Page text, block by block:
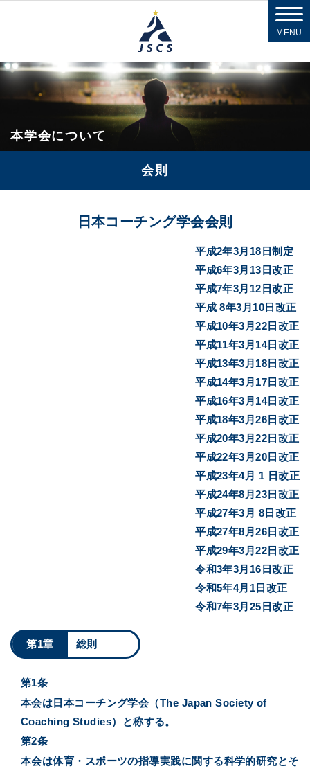
MENU
本学会について
会則
日本コーチング学会会則
平成2年3月18日制定
平成6年3月13日改正
平成7年3月12日改正
平成 8年3月10日改正
平成10年3月22日改正
平成11年3月14日改正
平成13年3月18日改正
平成14年3月17日改正
平成16年3月14日改正
平成18年3月26日改正
平成20年3月22日改正
平成22年3月20日改正
平成23年4月 1 日改正
平成24年8月23日改正
平成27年3月 8日改正
平成27年8月26日改正
平成29年3月22日改正
令和3年3月16日改正
令和5年4月1日改正
令和7年3月25日改正
第1章 総則
第1条
本会は日本コーチング学会（The Japan Society of
Coaching Studies）と称する。
第2条
本会は体育・スポーツの指導実践に関する科学的研究とそ